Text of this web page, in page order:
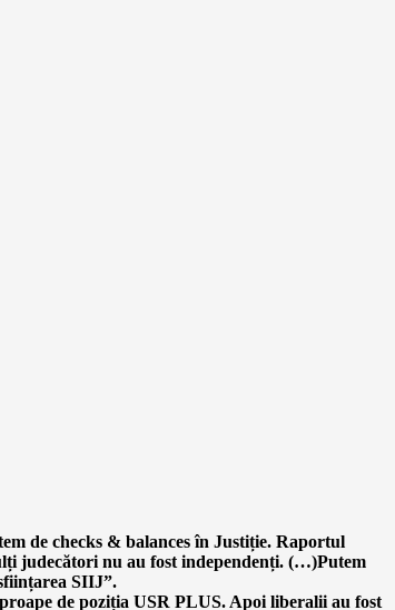
de checks & balances în Justiție. Raportul
judecători nu au fost independenți. (…)Putem
SIIJ”.
de poziția USR PLUS. Apoi liberalii au fost